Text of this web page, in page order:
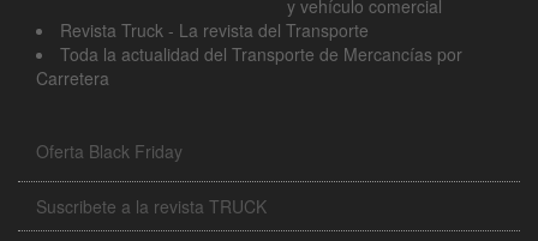
y vehículo comercial
Revista Truck - La revista del Transporte
Toda la actualidad del Transporte de Mercancías por
Carretera
Oferta Black Friday
Suscribete a la revista TRUCK